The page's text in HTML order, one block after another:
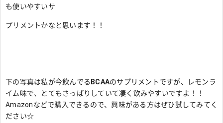
も使いやすいサ
プリメントかなと思います！！
下の写真は私が今飲んでる BCAAのサプリメントですが、レモンラ
イム味で、とてもさっぱりしていて凄く飲みやすいですよ！！
Amazonなどで購入できるので、興味がある方はぜひ試してみてく
ださい☆